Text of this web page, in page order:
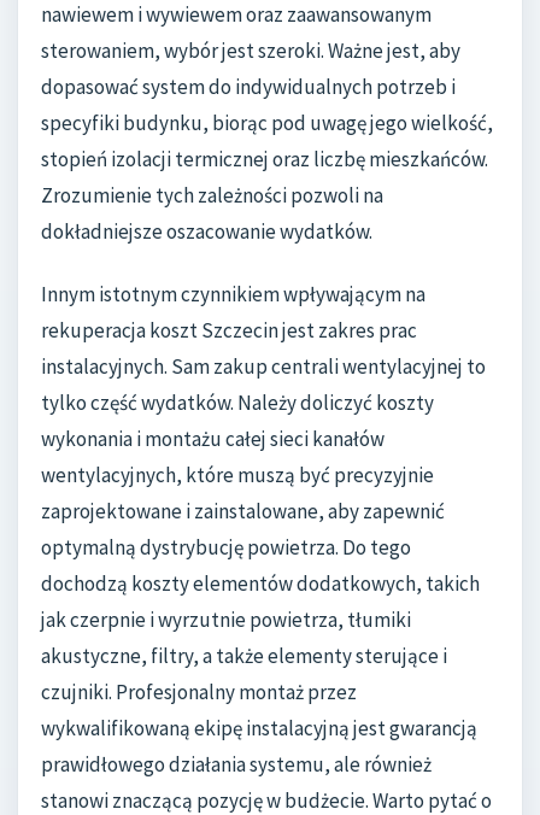
nawiewem i wywiewem oraz zaawansowanym
sterowaniem, wybór jest szeroki. Ważne jest, aby
dopasować system do indywidualnych potrzeb i
specyfiki budynku, biorąc pod uwagę jego wielkość,
stopień izolacji termicznej oraz liczbę mieszkańców.
Zrozumienie tych zależności pozwoli na
dokładniejsze oszacowanie wydatków.
Innym istotnym czynnikiem wpływającym na
rekuperacja koszt Szczecin jest zakres prac
instalacyjnych. Sam zakup centrali wentylacyjnej to
tylko część wydatków. Należy doliczyć koszty
wykonania i montażu całej sieci kanałów
wentylacyjnych, które muszą być precyzyjnie
zaprojektowane i zainstalowane, aby zapewnić
optymalną dystrybucję powietrza. Do tego
dochodzą koszty elementów dodatkowych, takich
jak czerpnie i wyrzutnie powietrza, tłumiki
akustyczne, filtry, a także elementy sterujące i
czujniki. Profesjonalny montaż przez
wykwalifikowaną ekipę instalacyjną jest gwarancją
prawidłowego działania systemu, ale również
stanowi znaczącą pozycję w budżecie. Warto pytać o